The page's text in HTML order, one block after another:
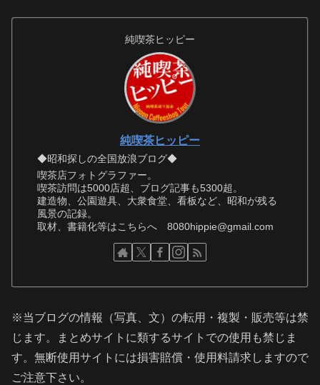
純喫茶ヒッピー
純喫茶ヒッピー
◆昭和探しの全国放浪ブログ◆
喫茶店フォトグラファー。
喫茶訪問は5000店超、ブログ記事も5300超。
建造物、公園遊具、大衆食堂、看板など、昭和が残る
風景の記録。
取材、書籍化等はこちらへ 8080hippie@gmail.com
※当ブログの情報（写真、文）の転用・複製・販売等は禁
じます。まとめサイトに類するサイトでの使用も禁じま
す。無断使用サイトには損害賠償・使用料請求しますので
ご注意下さい。